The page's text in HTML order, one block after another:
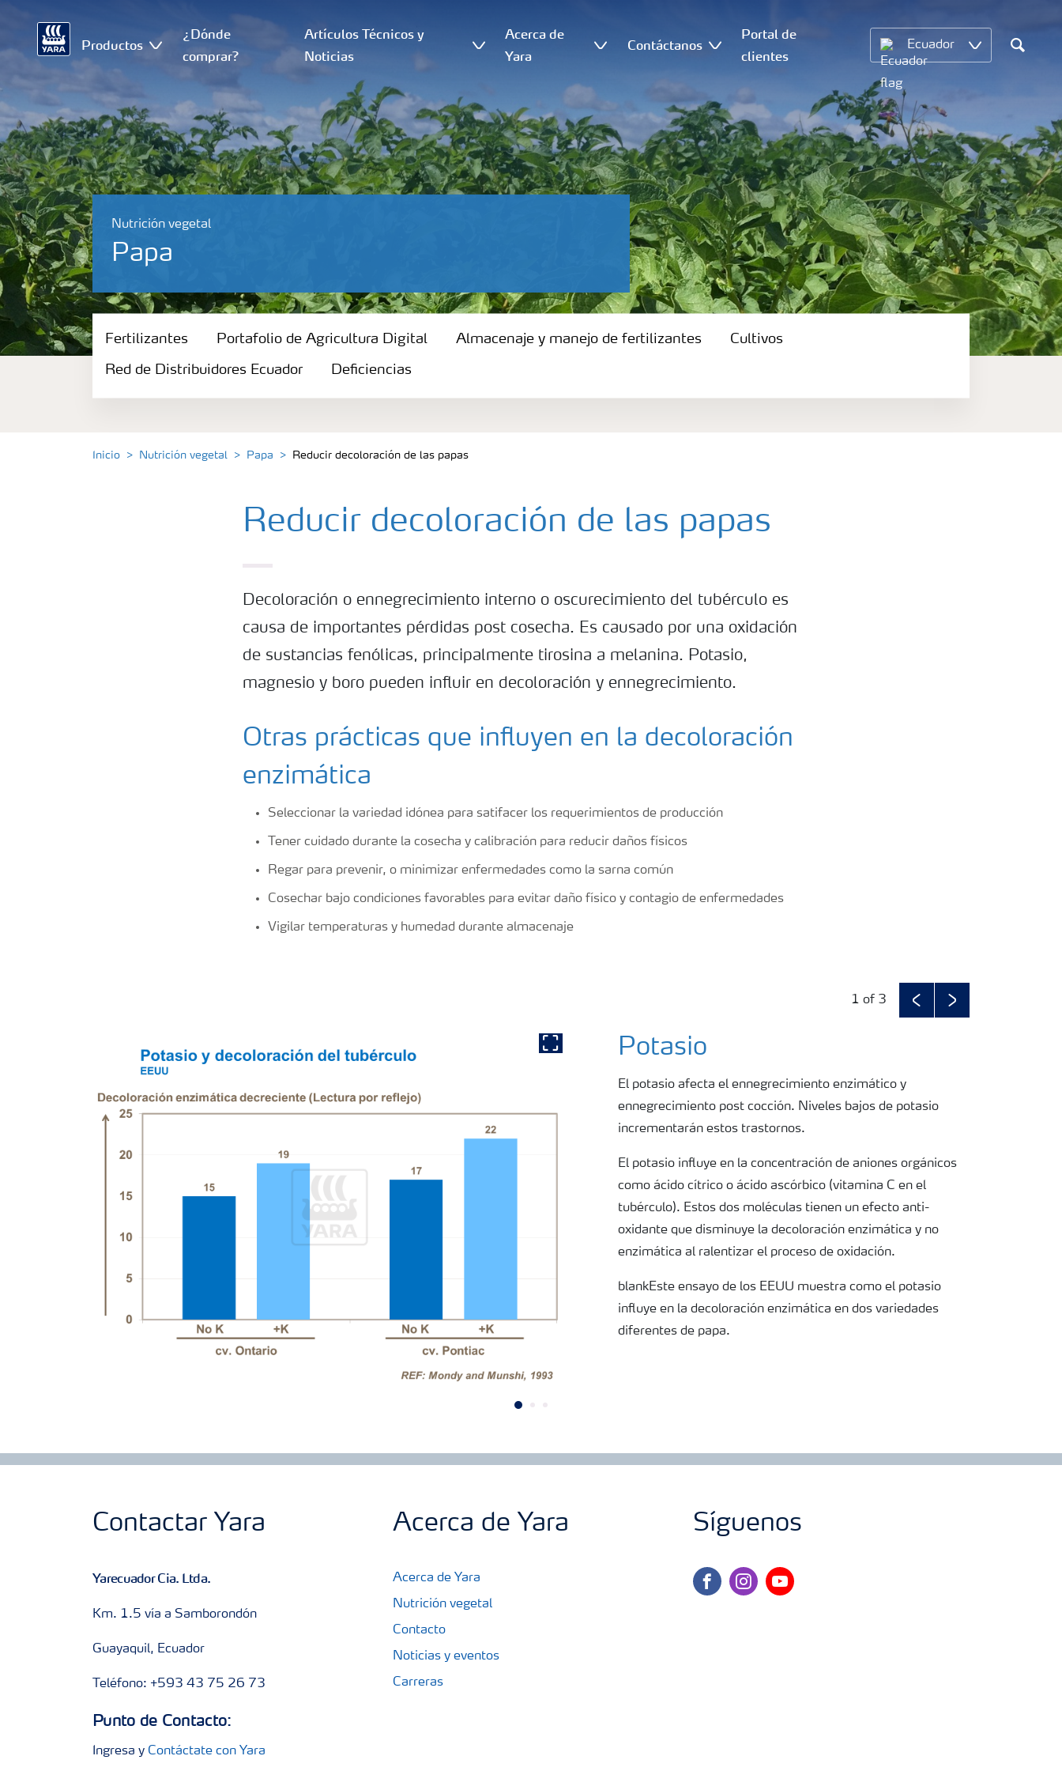
Productos
¿Dónde
comprar?
Artículos Técnicos y
Noticias
Acerca de
Yara
Contáctanos
Portal de
clientes
Ecuador
Search
Nutrición vegetal
Papa
Fertilizantes
Portafolio de Agricultura Digital
Red de Distribuidores Ecuador
Fertilizantes Portafolio de Agricultura Digital Almacenaje y manejo de fertilizantes Cultivos
Red de Distribuidores Ecuador Deficiencias
Inicio Nutrición vegetal Papa Reducir decoloración de las papas
Reducir decoloración de las papas
Decoloración o ennegrecimiento interno o oscurecimiento del tubérculo es
causa de importantes pérdidas post cosecha. Es causado por una oxidación
de sustancias fenólicas, principalmente tirosina a melanina. Potasio,
magnesio y boro pueden influir en decoloración y ennegrecimiento.
Otras prácticas que influyen en la decoloración
enzimática
Seleccionar la variedad idónea para satifacer los requerimientos de producción
Tener cuidado durante la cosecha y calibración para reducir daños físicos
Regar para prevenir, o minimizar enfermedades como la sarna común
Cosechar bajo condiciones favorables para evitar daño físico y contagio de enfermedades
Vigilar temperaturas y humedad durante almacenaje
1 of 3
PreviousNext
Show full imagePotasio
El potasio afecta el ennegrecimiento enzimático y
ennegrecimiento post cocción. Niveles bajos de potasio
incrementarán estos trastornos.
El potasio influye en la concentración de aniones orgánicos
como ácido cítrico o ácido ascórbico (vitamina C en el
tubérculo). Estos dos moléculas tienen un efecto anti-
oxidante que disminuye la decoloración enzimática y no
enzimática al ralentizar el proceso de oxidación.
blankEste ensayo de los EEUU muestra como el potasio
influye en la decoloración enzimática en dos variedades
diferentes de papa.
Contactar Yara
Yarecuador Cia. Ltda.
Km. 1.5 vía a Samborondón
Guayaquil, Ecuador
Teléfono: +593 43 75 26 73
Punto de Contacto:
Ingresa y Contáctate con Yara
Acerca de Yara
Acerca de Yara
Nutrición vegetal
Contacto
Noticias y eventos
Carreras
Síguenos
facebookinstagram
youtube